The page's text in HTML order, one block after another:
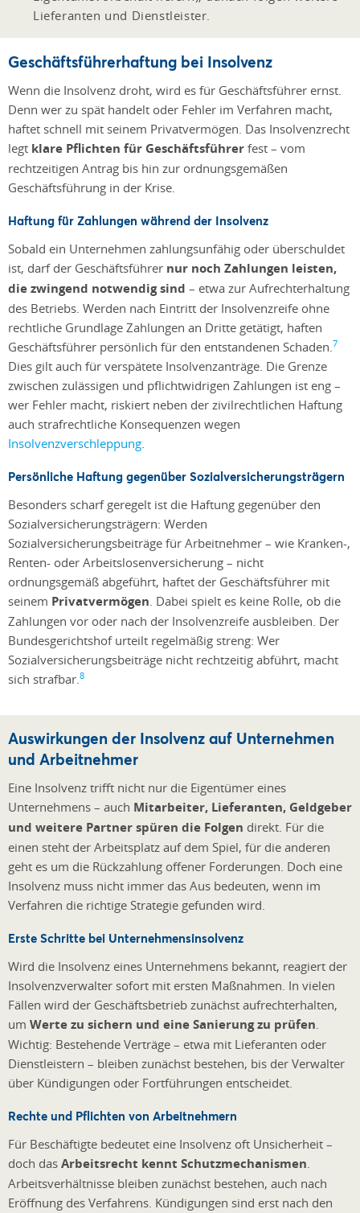
Lieferanten und Dienstleister.
Geschäftsführerhaftung bei Insolvenz
Wenn die Insolvenz droht, wird es für Geschäftsführer ernst.
Denn wer zu spät handelt oder Fehler im Verfahren macht,
haftet schnell mit seinem Privatvermögen. Das Insolvenzrecht
legt klare Pflichten für Geschäftsführer fest – vom
rechtzeitigen Antrag bis hin zur ordnungsgemäßen
Geschäftsführung in der Krise.
Haftung für Zahlungen während der Insolvenz
Sobald ein Unternehmen zahlungsunfähig oder überschuldet
ist, darf der Geschäftsführer nur noch Zahlungen leisten,
die zwingend notwendig sind – etwa zur Aufrechterhaltung
des Betriebs. Werden nach Eintritt der Insolvenzreife ohne
rechtliche Grundlage Zahlungen an Dritte getätigt, haften
Geschäftsführer persönlich für den entstandenen Schaden. 7
Dies gilt auch für verspätete Insolvenzanträge. Die Grenze
zwischen zulässigen und pflichtwidrigen Zahlungen ist eng –
wer Fehler macht, riskiert neben der zivilrechtlichen Haftung
auch strafrechtliche Konsequenzen wegen
Insolvenzverschleppung
Persönliche Haftung gegenüber Sozialversicherungsträgern
Besonders scharf geregelt ist die Haftung gegenüber den
Sozialversicherungsträgern: Werden
Sozialversicherungsbeiträge für Arbeitnehmer – wie Kranken-,
Renten- oder Arbeitslosenversicherung – nicht
ordnungsgemäß abgeführt, haftet der Geschäftsführer mit
seinem Privatvermögen . Dabei spielt es keine Rolle, ob die
Zahlungen vor oder nach der Insolvenzreife ausbleiben. Der
Bundesgerichtshof urteilt regelmäßig streng: Wer
Sozialversicherungsbeiträge nicht rechtzeitig abführt, macht
sich strafbar. 8
Auswirkungen der Insolvenz auf Unternehmen
und Arbeitnehmer
Eine Insolvenz trifft nicht nur die Eigentümer eines
Unternehmens – auch Mitarbeiter, Lieferanten, Geldgeber
und weitere Partner spüren die Folgen direkt. Für die
einen steht der Arbeitsplatz auf dem Spiel, für die anderen
geht es um die Rückzahlung offener Forderungen. Doch eine
Insolvenz muss nicht immer das Aus bedeuten, wenn im
Verfahren die richtige Strategie gefunden wird.
Erste Schritte bei Unternehmensinsolvenz
Wird die Insolvenz eines Unternehmens bekannt, reagiert der
Insolvenzverwalter sofort mit ersten Maßnahmen. In vielen
Fällen wird der Geschäftsbetrieb zunächst aufrechterhalten,
um Werte zu sichern und eine Sanierung zu prüfen.
Wichtig: Bestehende Verträge – etwa mit Lieferanten oder
Dienstleistern – bleiben zunächst bestehen, bis der Verwalter
über Kündigungen oder Fortführungen entscheidet.
Rechte und Pflichten von Arbeitnehmern
Für Beschäftigte bedeutet eine Insolvenz oft Unsicherheit –
doch das Arbeitsrecht kennt Schutzmechanismen.
Arbeitsverhältnisse bleiben zunächst bestehen, auch nach
Eröffnung des Verfahrens. Kündigungen sind erst nach den